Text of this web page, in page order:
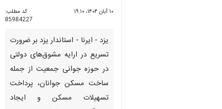
۱۰ آبان ۱۴۰۴، ۱۹:۱۰
کد مطلب:
85984227
یزد - ایرنا - استاندار یزد بر ضرورت
تسریع در ارایه مشوق‌های دولتی
در حوزه جوانی جمعیت از جمله
ساخت مسکن جوانان، پرداخت
تسهیلات مسکن و ایجاد